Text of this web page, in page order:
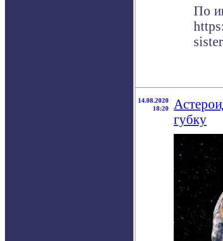
По
sister
14.08.2020
18:20
губку